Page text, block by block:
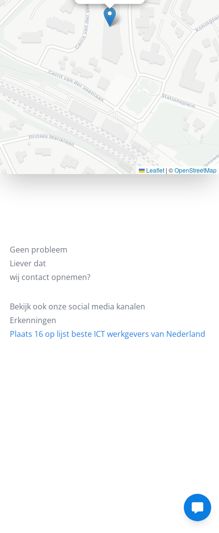
Leaflet | ©OpenStreetMap
Geen probleem
Liever dat
wij contact opnemen?
Bekijk ook onze social media kanalen
Erkenningen
Plaats 16 op lijst beste ICT werkgevers van Nederland